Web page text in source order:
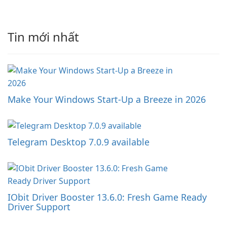
Tin mới nhất
Make Your Windows Start-Up a Breeze in 2026
Telegram Desktop 7.0.9 available
IObit Driver Booster 13.6.0: Fresh Game Ready
Driver Support